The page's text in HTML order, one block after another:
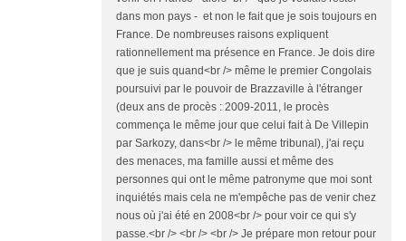
dans mon pays - et non le fait que je sois toujours en
France. De nombreuses raisons expliquent
rationnellement ma présence en France. Je dois dire
que je suis quand<br /> même le premier Congolais
poursuivi par le pouvoir de Brazzaville à l'étranger
(deux ans de procès : 2009-2011, le procès
commença le même jour que celui fait à De Villepin
par Sarkozy, dans<br /> le même tribunal), j'ai reçu
des menaces, ma famille aussi et même des
personnes qui ont le même patronyme que moi sont
inquiétés mais cela ne m'empêche pas de venir chez
nous où j'ai été en 2008<br /> pour voir ce qui s'y
passe.<br /> <br /> <br /> Je prépare mon retour pour